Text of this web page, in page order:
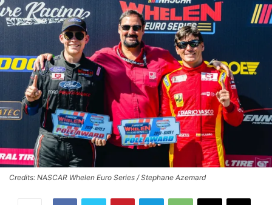
Credits: NASCAR Whelen Euro Series / Stephane Azemard